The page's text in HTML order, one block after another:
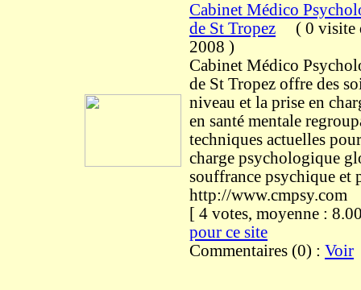
Cabinet Médico
de St Tropez ( 0 visite
2008 )
Cabinet Médico
de St Tropez offre des
niveau et la prise en
en santé mentale
techniques actuelles
charge psychologique
souffrance psychique et
http://www.cmpsy.com
[ 4 votes, moyenne :
pour ce site
Commentaires (0) : Voir